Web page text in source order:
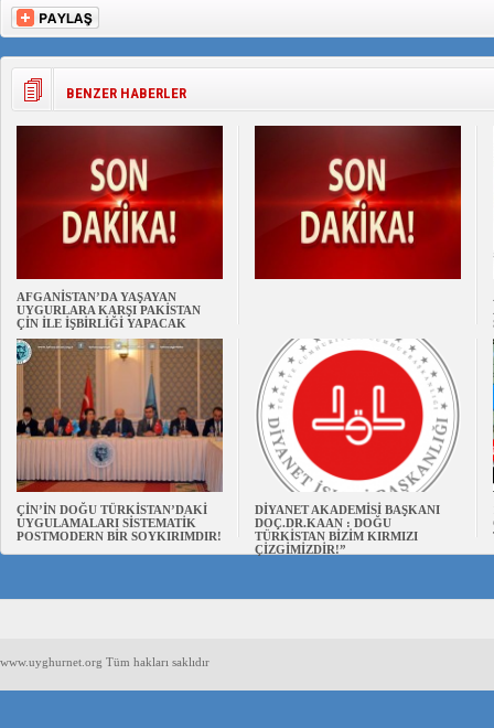
BENZER HABERLER
AFGANİSTAN’DA YAŞAYAN
UYGURLARA KARŞI PAKİSTAN
ÇİN İLE İŞBİRLİĞİ YAPACAK
ÇİN’İN DOĞU TÜRKİSTAN’DAKİ
UYGULAMALARI SİSTEMATİK
POSTMODERN BİR SOYKIRIMDIR!
DİYANET AKADEMİSİ BAŞKANI
DOÇ.DR.KAAN : DOĞU
TÜRKİSTAN BİZİM KIRMIZI
ÇİZGİMİZDİR!”
www.uyghurnet.org Tüm hakları saklıdır